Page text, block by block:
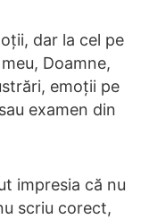
dar la cel pe
Doamne,
emoții pe
examen din
impresia că nu
scriu corect,